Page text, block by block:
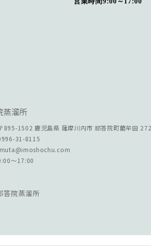
蒸溜所
895-1502 鹿児島県 薩摩川内市 祁答院町藺牟田
31-8115
～17:00
院蒸溜所